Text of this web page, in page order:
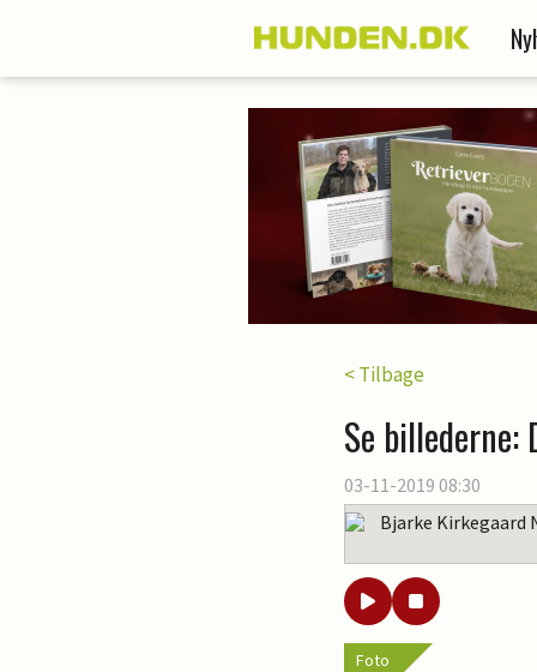
< Tilbage
Se
03-11-2019 08:30
Bjarke Kirkegaard
Foto